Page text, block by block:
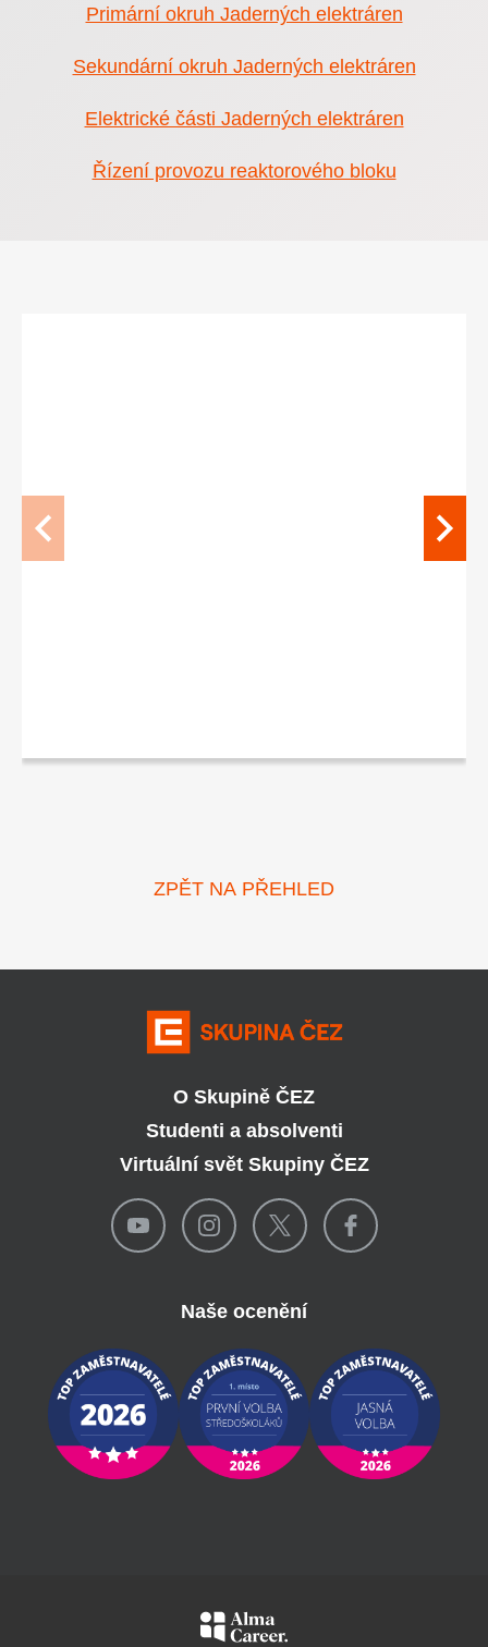
Primární okruh Jaderných elektráren
Sekundární okruh Jaderných elektráren
Elektrické části Jaderných elektráren
Řízení provozu reaktorového bloku
ZPĚT NA PŘEHLED
O Skupině ČEZ
Studenti a absolventi
Virtuální svět Skupiny ČEZ
Naše ocenění